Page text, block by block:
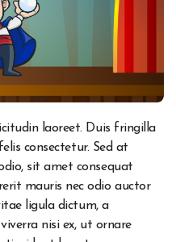
consectetur. Sed at
sit amet consequat
mauris nec odio auctor
ligula dictum, a
nisi ex, ut ornare